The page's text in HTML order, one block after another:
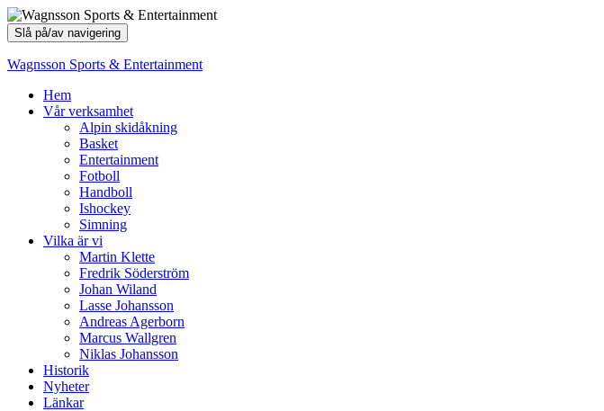
Slå på/av navigering
Wagnsson Sports & Entertainment
Hem
Vår verksamhet
Alpin skidåkning
Basket
Entertainment
Fotboll
Handboll
Ishockey
Simning
Vilka är vi
Martin Klette
Fredrik Söderström
Johan Wiland
Lasse Johansson
Andreas Agerborn
Marcus Wallgren
Niklas Johansson
Historik
Nyheter
Länkar